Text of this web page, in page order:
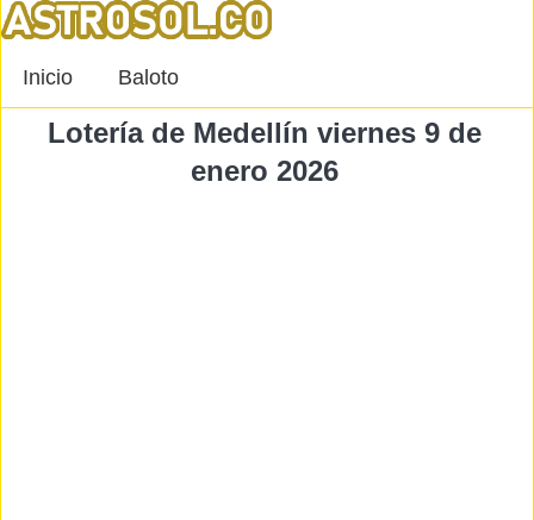
Inicio Baloto
Lotería de Medellín viernes 9 de
enero 2026